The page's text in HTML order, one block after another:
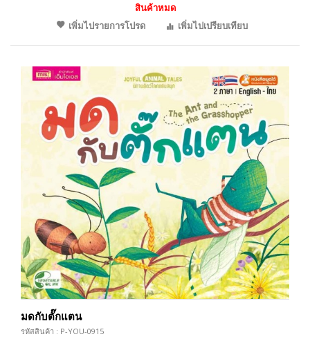
สินค้าหมด
เพิ่มไปรายการโปรด
เพิ่มไปเปรียบเทียบ
มดกับตั๊กแตน
รหัสสินค้า : P-YOU-0915